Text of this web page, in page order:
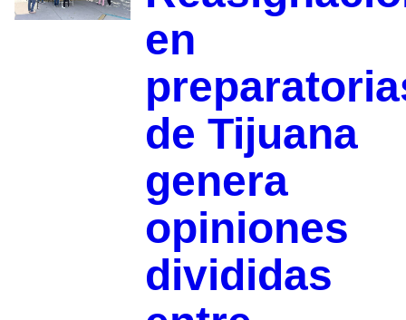
en
de Tijuana
genera
opiniones
divididas